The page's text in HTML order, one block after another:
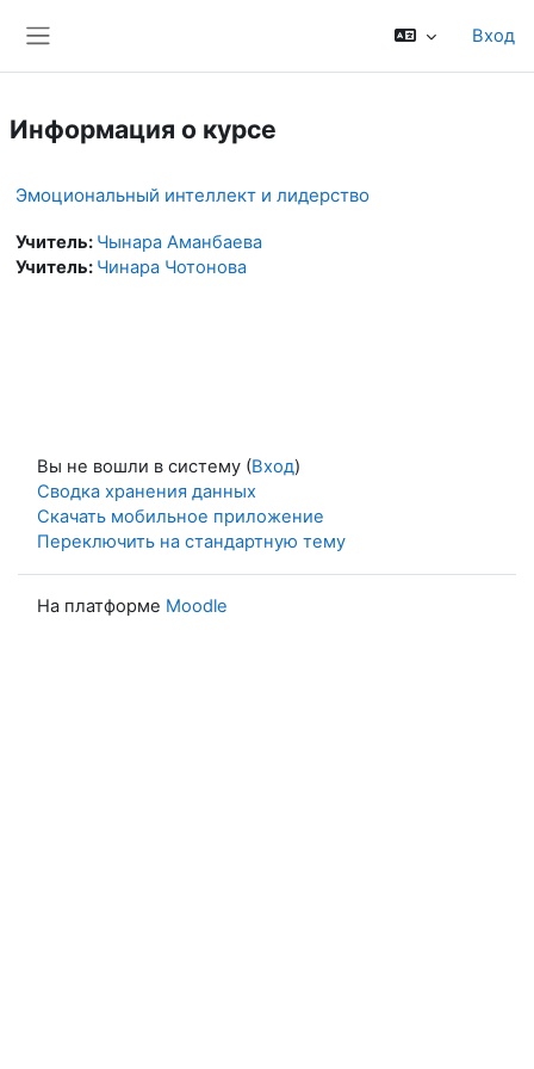
Вход
Информация о курсе
Эмоциональный интеллект и лидерство
Учитель: Чынара Аманбаева
Учитель: Чинара Чотонова
Вы не вошли в систему (Вход)
Сводка хранения данных
Скачать мобильное приложение
Переключить на стандартную тему
На платформе Moodle